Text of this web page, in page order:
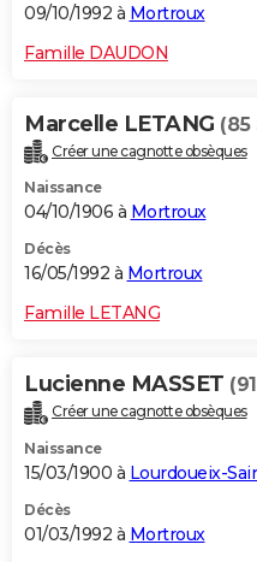
09/10/1992 à Mortroux
Famille DAUDON
Marcelle LETANG (85
Créer une cagnotte obsèques
Naissance
04/10/1906 à Mortroux
Décès
16/05/1992 à Mortroux
Famille LETANG
Lucienne MASSET
Créer une cagnotte obsèques
Naissance
15/03/1900 à Lourdoueix-
Décès
01/03/1992 à Mortroux